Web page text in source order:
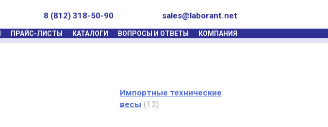
sales@laborant.net
8 (812) 318-50-90
ПРАЙС-ЛИСТЫ КАТАЛОГИ ВОПРОСЫ И ОТВЕТЫ КОМПАНИЯ
Импортные технические
весы
13